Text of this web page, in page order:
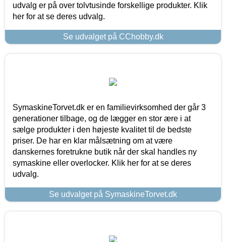
udvalg er på over tolvtusinde forskellige produkter. Klik
her for at se deres udvalg.
Se udvalget på CChobby.dk
SymaskineTorvet.dk er en familievirksomhed der går 3
generationer tilbage, og de lægger en stor ære i at
sælge produkter i den højeste kvalitet til de bedste
priser. De har en klar målsætning om at være
danskernes foretrukne butik når der skal handles ny
symaskine eller overlocker. Klik her for at se deres
udvalg.
Se udvalget på SymaskineTorvet.dk